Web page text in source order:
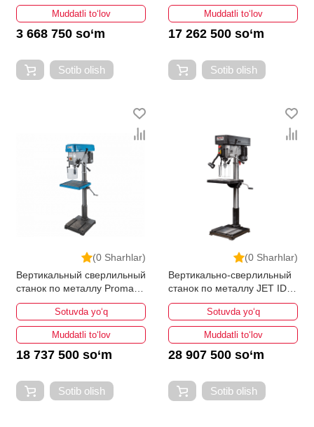
Muddatli to‘lov
3 668 750 so‘m
Sotib olish
Muddatli to‘lov
17 262 500 so‘m
Sotib olish
(0 Sharhlar)
Вертикальный сверлильный
станок по металлу Promac
214AB
Sotuvda yo‘q
Muddatli to‘lov
18 737 500 so‘m
Sotib olish
(0 Sharhlar)
Вертикально-сверлильный
станок по металлу JET IDP-
22
Sotuvda yo‘q
Muddatli to‘lov
28 907 500 so‘m
Sotib olish